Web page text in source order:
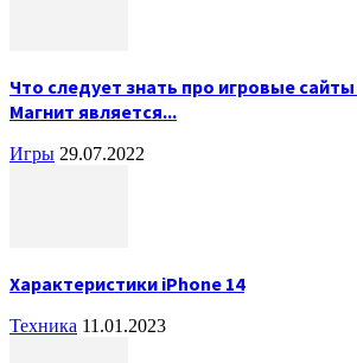
Что следует знать про игровые
Магнит является...
Игры 29.07.2022
Характеристики iPhone 14
Техника 11.01.2023